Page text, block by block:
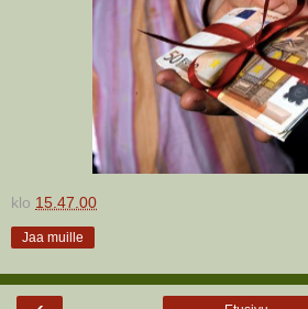
klo 15.47.00
Jaa muille